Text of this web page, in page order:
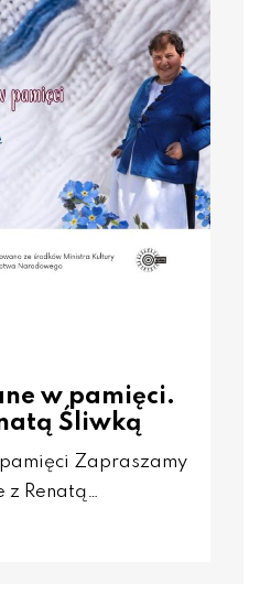
w pamięci.
Śliwką
Zapraszamy
z Renatą…